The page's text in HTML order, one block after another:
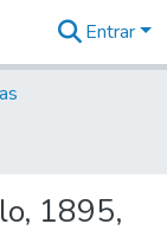
Entrar
1895,